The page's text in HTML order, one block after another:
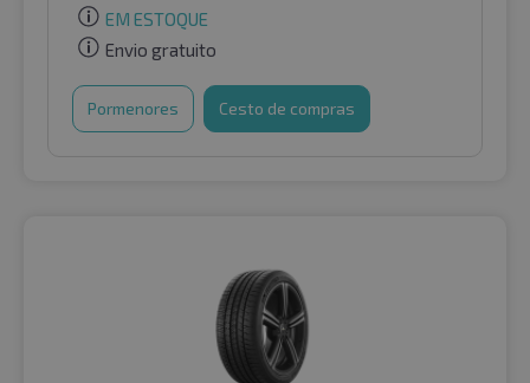
EM ESTOQUE
Envio gratuito
Pormenores Cesto de compras